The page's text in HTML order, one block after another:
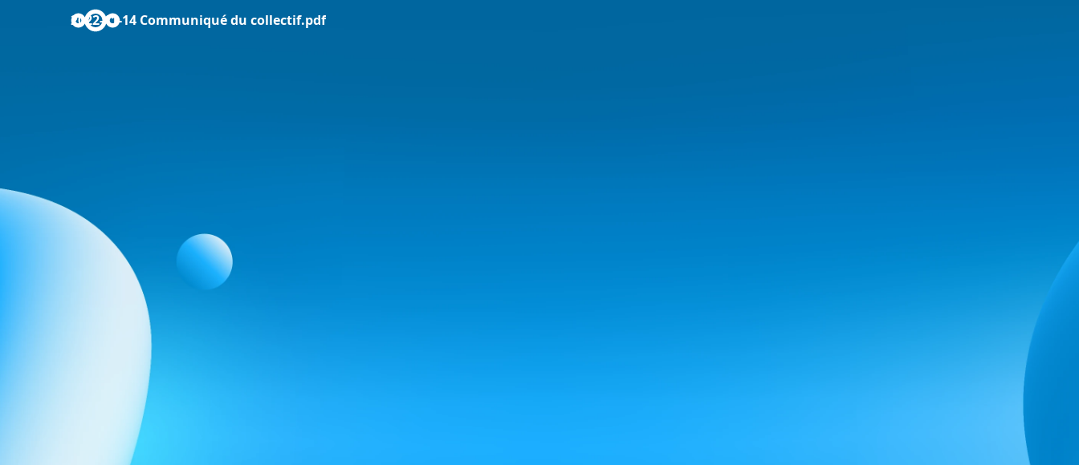
2022-11-14 Communiqué du collectif.pdf